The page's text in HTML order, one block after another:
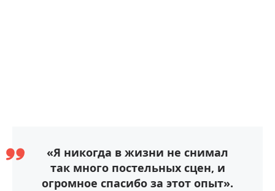
«Я никогда в жизни не снимал
так много постельных сцен, и
огромное спасибо за этот опыт».